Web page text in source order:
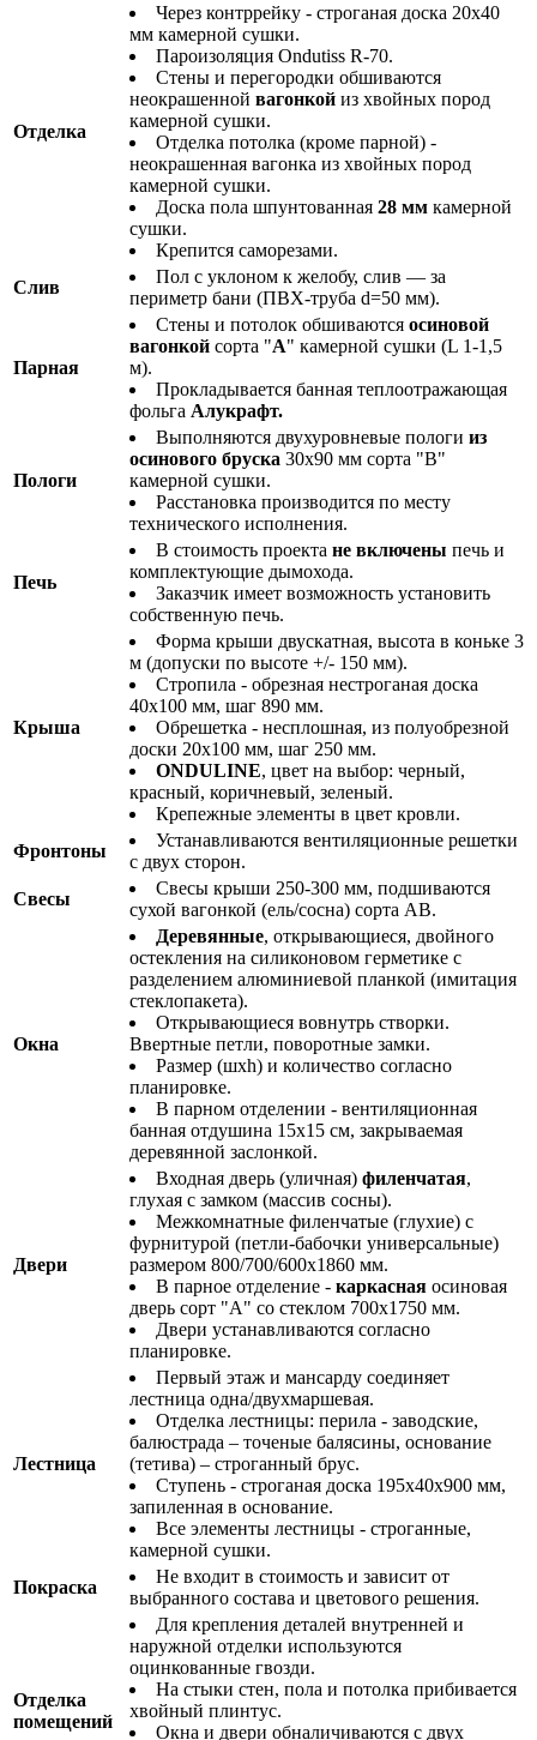
Отделка
Через контррейку - строганая доска 20х40
мм камерной сушки.
Пароизоляция Ondutiss R-70.
Стены и перегородки обшиваются
неокрашенной вагонкой из хвойных пород
камерной сушки.
Отделка потолка (кроме парной) -
неокрашенная вагонка из хвойных пород
камерной сушки.
Доска пола шпунтованная 28 мм камерной
сушки.
Крепится саморезами.
Слив
Пол с уклоном к желобу, слив — за
периметр бани (ПВХ-труба d=50 мм).
Парная
Стены и потолок обшиваются осиновой
вагонкой сорта "А" камерной сушки (L 1-1,5
м).
Прокладывается банная теплоотражающая
фольга Алукрафт.
Пологи
Выполняются двухуровневые пологи из
осинового бруска 30х90 мм сорта "В"
камерной сушки.
Расстановка производится по месту
технического исполнения.
Печь
В стоимость проекта не включены печь и
комплектующие дымохода.
Заказчик имеет возможность установить
собственную печь.
Крыша
Форма крыши двускатная, высота в коньке 3
м (допуски по высоте +/- 150 мм).
Стропила - обрезная нестроганая доска
40х100 мм, шаг 890 мм.
Обрешетка - несплошная, из полуобрезной
доски 20х100 мм, шаг 250 мм.
ONDULINE, цвет на выбор: черный,
красный, коричневый, зеленый.
Крепежные элементы в цвет кровли.
Фронтоны
Устанавливаются вентиляционные решетки
с двух сторон.
Свесы
Свесы крыши 250-300 мм, подшиваются
сухой вагонкой (ель/сосна) сорта АВ.
Окна
Деревянные, открывающиеся, двойного
остекления на силиконовом герметике с
разделением алюминиевой планкой (имитация
стеклопакета).
Открывающиеся вовнутрь створки.
Ввертные петли, поворотные замки.
Размер (шхh) и количество согласно
планировке.
В парном отделении - вентиляционная
банная отдушина 15х15 см, закрываемая
деревянной заслонкой.
Двери
Входная дверь (уличная) филенчатая,
глухая с замком (массив сосны).
Межкомнатные филенчатые (глухие) с
фурнитурой (петли-бабочки универсальные)
размером 800/700/600х1860 мм.
В парное отделение - каркасная осиновая
дверь сорт "А" со стеклом 700х1750 мм.
Двери устанавливаются согласно
планировке.
Лестница
Первый этаж и мансарду соединяет
лестница одна/двухмаршевая.
Отделка лестницы: перила - заводские,
балюстрада – точеные балясины, основание
(тетива) – строганный брус.
Ступень - строганая доска 195х40х900 мм,
запиленная в основание.
Все элементы лестницы - строганные,
камерной сушки.
Покраска
Не входит в стоимость и зависит от
выбранного состава и цветового решения.
Отделка
помещений
Для крепления деталей внутренней и
наружной отделки используются
оцинкованные гвозди.
На стыки стен, пола и потолка прибивается
хвойный плинтус.
Окна и двери обналичиваются с двух